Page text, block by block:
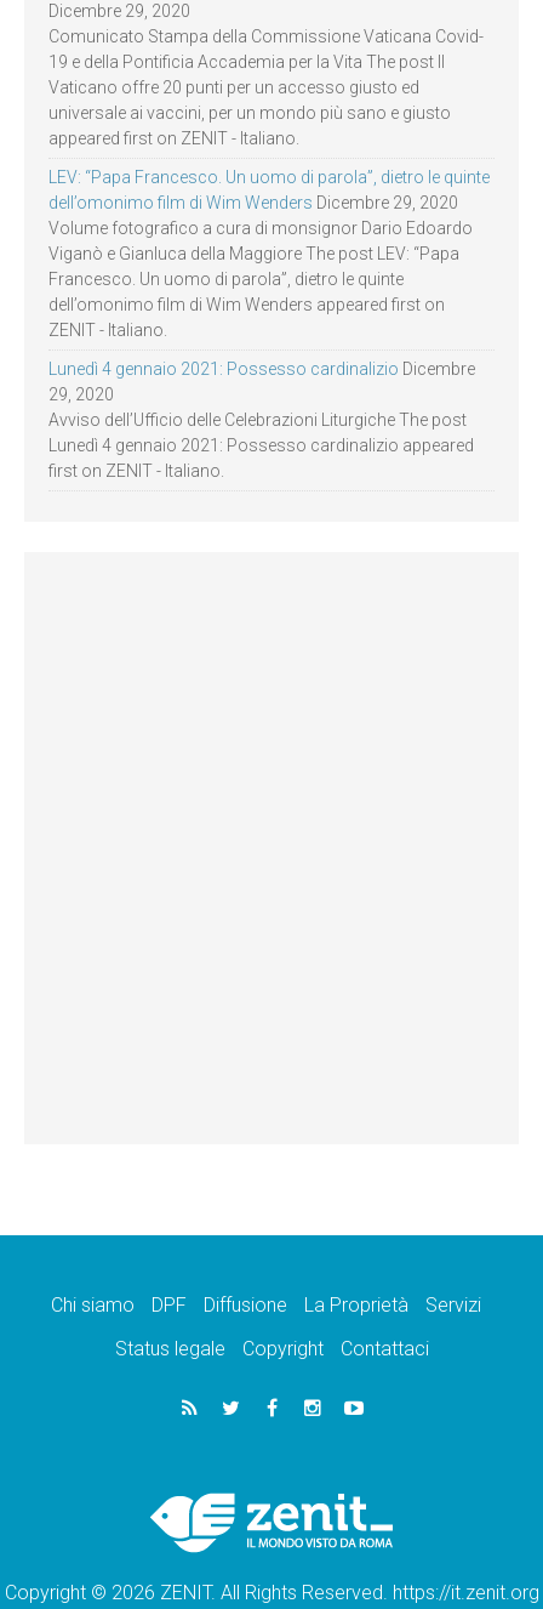
Dicembre 29, 2020
Comunicato Stampa della Commissione Vaticana Covid-
19 e della Pontificia Accademia per la Vita The post Il
Vaticano offre 20 punti per un accesso giusto ed
universale ai vaccini, per un mondo più sano e giusto
appeared first on ZENIT - Italiano.
LEV: “Papa Francesco. Un uomo di parola”, dietro le quinte
dell’omonimo film di Wim Wenders Dicembre 29, 2020
Volume fotografico a cura di monsignor Dario Edoardo
Viganò e Gianluca della Maggiore The post LEV: “Papa
Francesco. Un uomo di parola”, dietro le quinte
dell’omonimo film di Wim Wenders appeared first on
ZENIT - Italiano.
Lunedì 4 gennaio 2021: Possesso cardinalizio Dicembre
29, 2020
Avviso dell’Ufficio delle Celebrazioni Liturgiche The post
Lunedì 4 gennaio 2021: Possesso cardinalizio appeared
first on ZENIT - Italiano.
Chi siamo DPF Diffusione La Proprietà
Servizi
Status legale
Copyright Contattaci
Copyright © 2026 ZENIT. All Rights Reserved. https://it.zenit.org